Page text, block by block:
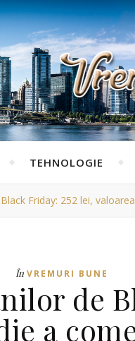
TEHNOLOGIE
Friday: 252 lei,
În VREMURI BUNE
de
a